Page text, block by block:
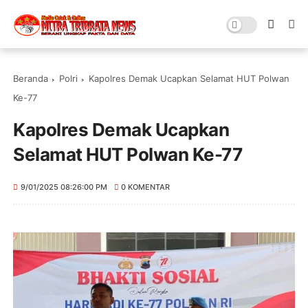
Beranda Polri
Kapolres Demak Ucapkan Selamat HUT Polwan
Ke-77
Kapolres Demak Ucapkan
Selamat HUT Polwan Ke-77
9/01/2025 08:26:00 PM 0 KOMENTAR